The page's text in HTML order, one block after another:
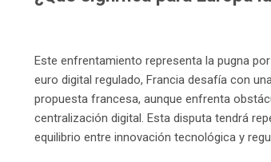
Este enfrentamiento representa la pugna
euro digital regulado, Francia desafía con
propuesta francesa, aunque enfrenta
centralización digital. Esta disputa tendrá
equilibrio entre innovación tecnológica y